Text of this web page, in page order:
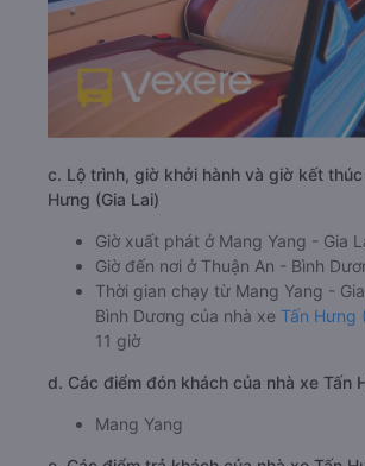
c. Lộ trình, giờ khởi hành và giờ kết
Hưng (Gia Lai)
Giờ xuất phát ở Mang Yang - Gia
Giờ đến nơi ở Thuận An - Bình
Thời gian chạy từ Mang Yang -
Bình Dương của nhà xe Tấn Hưng
11 giờ
d. Các điểm đón khách của nhà xe Tấn
Mang Yang